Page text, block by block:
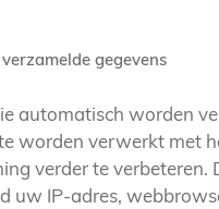
gegevens
automatisch worden
worden verwerkt met
verder te verbeteren.
uw IP-adres,